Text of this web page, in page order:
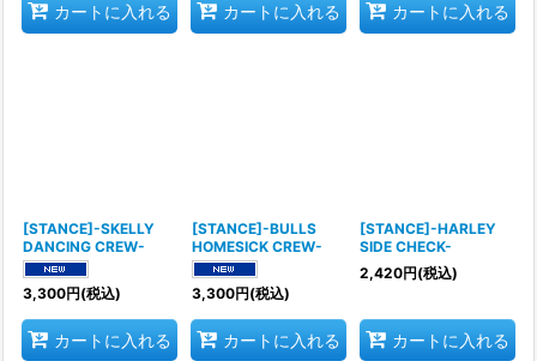
カートに入れる カートに入れる カートに入れる
[STANCE]-SKELLY
DANCING CREW-
3,300円(税込)
カートに入れる
[STANCE]-BULLS
HOMESICK CREW-
3,300円(税込)
カートに入れる
[STANCE]-HARLEY
SIDE CHECK-
2,420円(税込)
カートに入れる